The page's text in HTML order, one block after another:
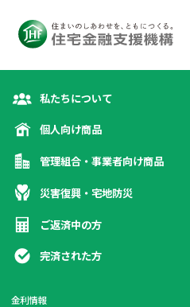
私たちについて
カテゴリトップ
個人向け商品
カテゴリトップ
管理組合・事業者向け商品
商品 カテゴリトップ
災害復興・宅地防災
カテゴリトップ
ご返済中の方
完済された方
金利情報